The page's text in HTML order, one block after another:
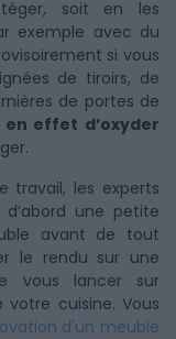
soit en les
exemple avec du
si vous
de tiroirs, de
de portes de
en effet d’oxyder
travail, les experts
une petite
avant de tout
le rendu sur une
vous lancer sur
votre cuisine. Vous
d'un meuble